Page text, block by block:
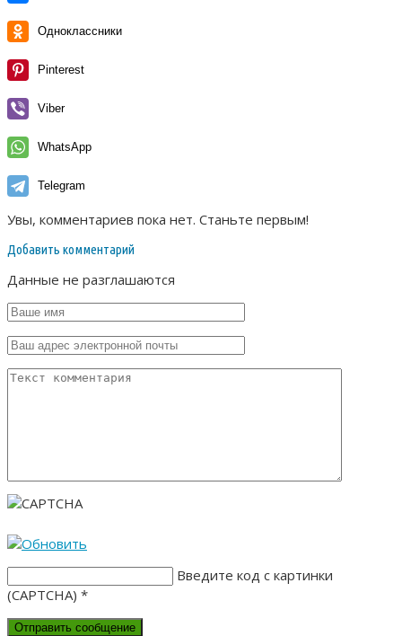
Одноклассники
Pinterest
Viber
WhatsApp
Telegram
Увы, комментариев пока нет. Станьте первым!
Добавить комментарий
Данные не разглашаются
Введите код с картинки
(CAPTCHA) *